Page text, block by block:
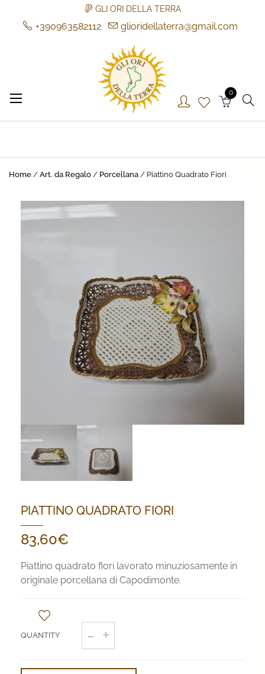
GLI ORI DELLA TERRA
+390963582112
glioridellaterra@gmail.com
Gli Ori della Terra
Gli Ori della Terra
0
Home / Art. da Regalo / Porcellana / Piattino Quadrato Fiori
PIATTINO QUADRATO FIORI
83,60€
Piattino quadrato fiori lavorato minuziosamente in
originale porcellana di Capodimonte.
Quadrato
Fiori